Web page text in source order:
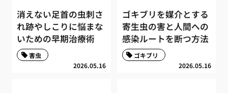
消えない足首の虫刺さ
れ跡やしこりに悩まな
いための早期治療術
2026.05.16
害虫
ゴキブリを媒介とする
寄生虫の害と人間への
感染ルートを断つ方法
2026.05.16
ゴキブリ